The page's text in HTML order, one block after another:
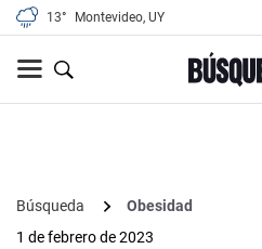
13° Montevideo, UY
Búsqueda
Obesidad
1 de febrero de 2023